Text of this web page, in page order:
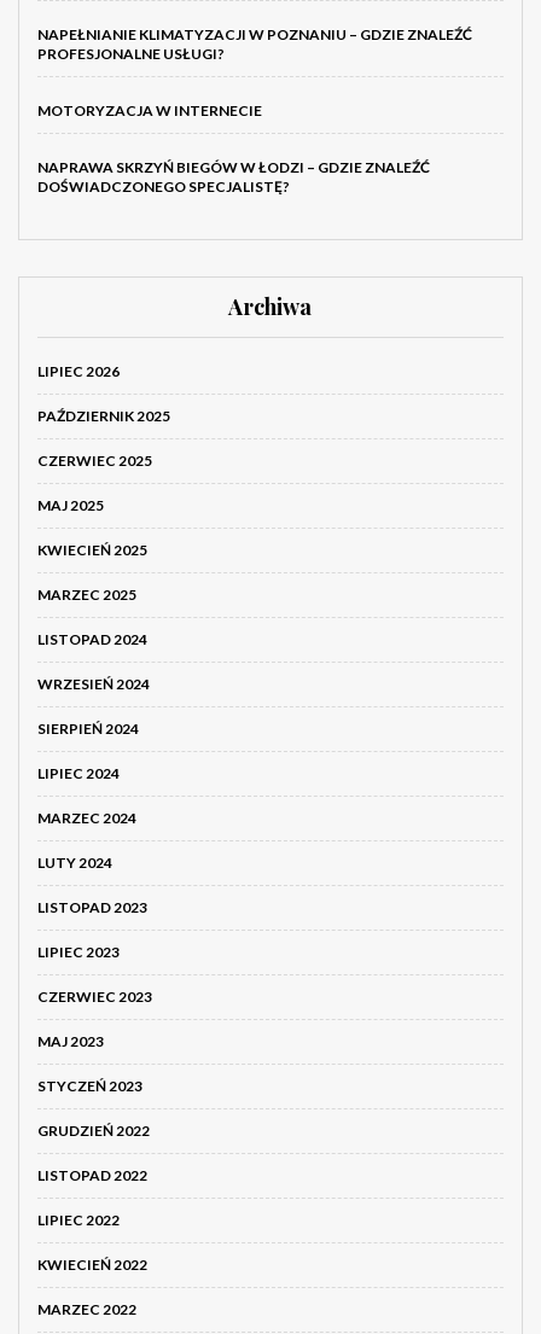
NAPEŁNIANIE KLIMATYZACJI W POZNANIU – GDZIE ZNALEŹĆ
PROFESJONALNE USŁUGI?
MOTORYZACJA W INTERNECIE
NAPRAWA SKRZYŃ BIEGÓW W ŁODZI – GDZIE ZNALEŹĆ
DOŚWIADCZONEGO SPECJALISTĘ?
Archiwa
LIPIEC 2026
PAŹDZIERNIK 2025
CZERWIEC 2025
MAJ 2025
KWIECIEŃ 2025
MARZEC 2025
LISTOPAD 2024
WRZESIEŃ 2024
SIERPIEŃ 2024
LIPIEC 2024
MARZEC 2024
LUTY 2024
LISTOPAD 2023
LIPIEC 2023
CZERWIEC 2023
MAJ 2023
STYCZEŃ 2023
GRUDZIEŃ 2022
LISTOPAD 2022
LIPIEC 2022
KWIECIEŃ 2022
MARZEC 2022